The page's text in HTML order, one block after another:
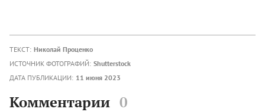
ТЕКСТ: Николай Проценко
ИСТОЧНИК ФОТОГРАФИЙ: Shutterstock
ДАТА ПУБЛИКАЦИИ: 11 июня 2023
Комментарии 0